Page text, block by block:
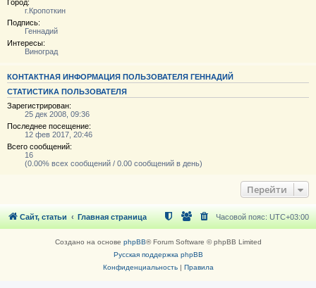
Город:
г.Кропоткин
Подпись:
Геннадий
Интересы:
Виноград
КОНТАКТНАЯ ИНФОРМАЦИЯ ПОЛЬЗОВАТЕЛЯ ГЕННАДИЙ
СТАТИСТИКА ПОЛЬЗОВАТЕЛЯ
Зарегистрирован:
25 дек 2008, 09:36
Последнее посещение:
12 фев 2017, 20:46
Всего сообщений:
16
(0.00% всех сообщений / 0.00 сообщений в день)
Перейти
Сайт, статьи Главная страница Часовой пояс: UTC+03:00
Создано на основе phpBB® Forum Software © phpBB Limited
Русская поддержка phpBB
Конфиденциальность| Правила